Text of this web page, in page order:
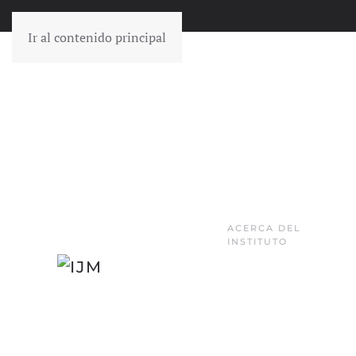
Ir al contenido principal
ACERCA DEL
INSTITUTO